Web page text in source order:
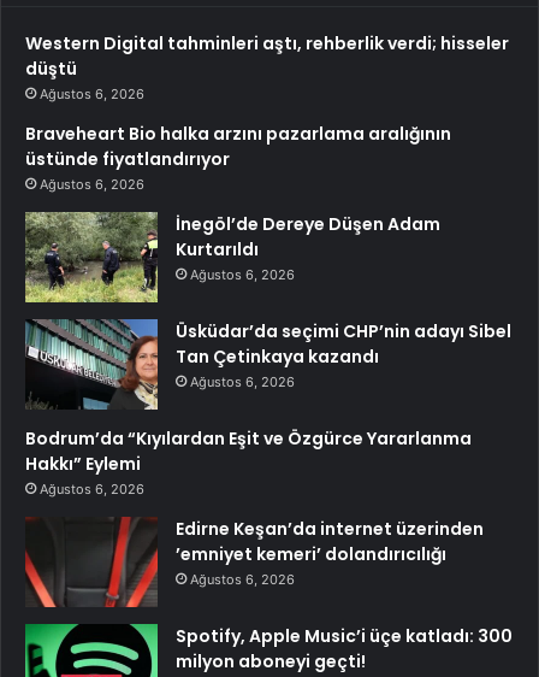
Western Digital tahminleri aştı, rehberlik verdi; hisseler
düştü
Ağustos 6, 2026
Braveheart Bio halka arzını pazarlama aralığının
üstünde fiyatlandırıyor
Ağustos 6, 2026
İnegöl’de Dereye Düşen Adam
Kurtarıldı
Ağustos 6, 2026
Üsküdar’da seçimi CHP’nin adayı Sibel
Tan Çetinkaya kazandı
Ağustos 6, 2026
Bodrum’da “Kıyılardan Eşit ve Özgürce Yararlanma
Hakkı” Eylemi
Ağustos 6, 2026
Edirne Keşan’da internet üzerinden
’emniyet kemeri’ dolandırıcılığı
Ağustos 6, 2026
Spotify, Apple Music’i üçe katladı: 300
milyon aboneyi geçti!